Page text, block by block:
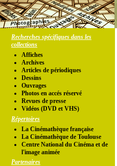
Recherches spécifiques dans les
collections
Affiches
Archives
Articles de périodiques
Dessins
Ouvrages
Photos en accés réservé
Revues de presse
Vidéos (DVD et VHS)
Répertoires
La Cinémathèque française
La Cinémathèque de Toulouse
Centre National du Cinéma et de
l'image animée
Partenaires